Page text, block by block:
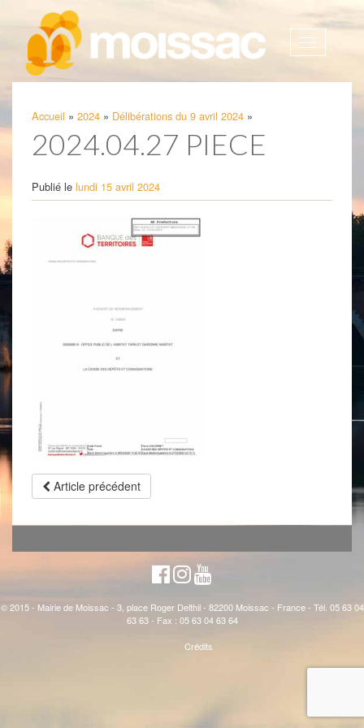
Afficher
Accueil » 2024 » Délibérations du 9 avril 2024 »
2024.04.27 PIECE
Publié le lundi 15 avril 2024
Article précédent
© 2015 - Mairie de Moissac - 3, place Roger Delthil - 82200 Moissac - France - Tél. 05 63 04
63 63 - Fax : 05 63 04 63 64
Crédits